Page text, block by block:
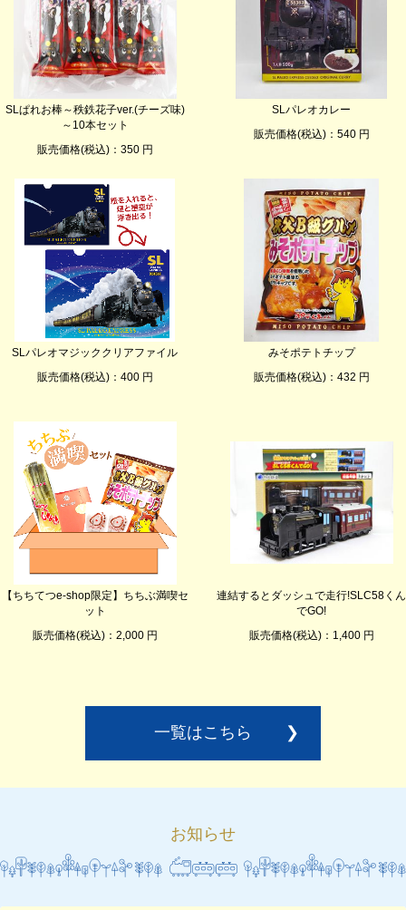
SLぱれお棒～秩鉄花子ver.(チーズ味)
～10本セット
販売価格(税込)：350 円
SLパレオカレー
販売価格(税込)：540 円
SLパレオマジッククリアファイル
販売価格(税込)：400 円
みそポテトチップ
販売価格(税込)：432 円
【ちちてつe-shop限定】ちちぶ満喫セ
ット
販売価格(税込)：2,000 円
連結するとダッシュで走行!SLC58くん
でGO!
販売価格(税込)：1,400 円
一覧はこちら ❯
お知らせ